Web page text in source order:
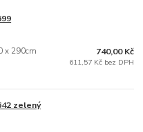
x 290cm 740,00 Kč
611,57 Kč bez DPH
zelený